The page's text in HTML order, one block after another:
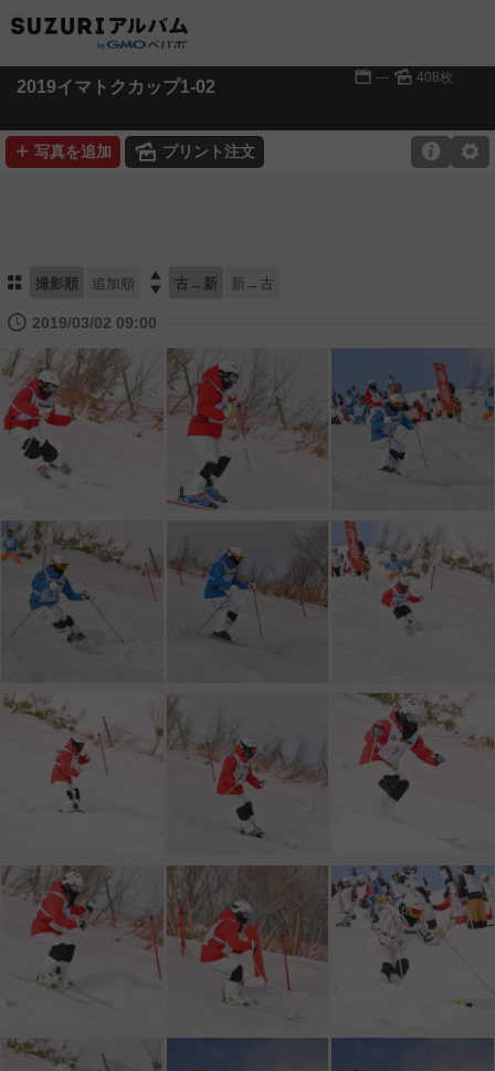
2019イマトクカップ1-02 📅 --- 🌄 408枚
➕ 写真を追加 🌄 プリント注文 ⚙

⚏ 撮影順 追加順  古→新 新→古
🕔 2019/03/02 09:00